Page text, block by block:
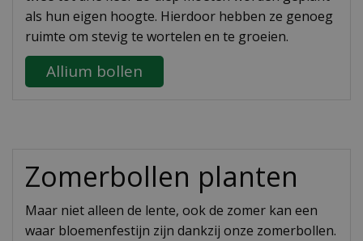
als hun eigen hoogte. Hierdoor hebben ze genoeg
ruimte om stevig te wortelen en te groeien.
Allium bollen
Zomerbollen planten
Maar niet alleen de lente, ook de zomer kan een
waar bloemenfestijn zijn dankzij onze zomerbollen.